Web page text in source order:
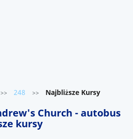
>> 248 >> Najbliższe Kursy
Church - autobus
kursy